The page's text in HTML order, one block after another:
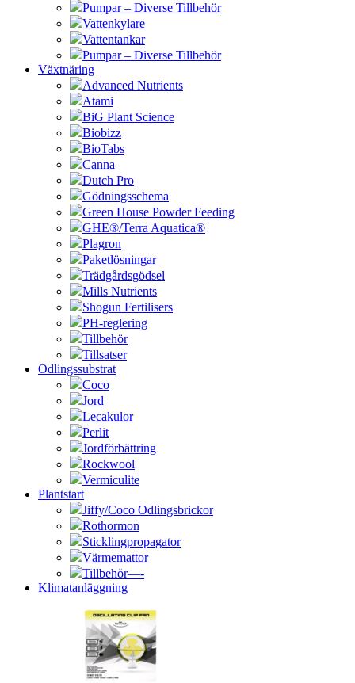
Pumpar – Diverse Tillbehör
Vattenkylare
Vattentankar
Pumpar – Diverse Tillbehör
Växtnäring
Advanced Nutrients
Atami
BiG Plant Science
Biobizz
BioTabs
Canna
Dutch Pro
Gödningsschema
Green House Powder Feeding
GHE®/Terra Aquatica®
Plagron
Paketlösningar
Trädgårdsgödsel
Mills Nutrients
Shogun Fertilisers
PH-reglering
Tillbehör
Tillsatser
Odlingssubstrat
Coco
Jord
Lecakulor
Perlit
Jordförbättring
Rockwool
Vermiculite
Plantstart
Jiffy/Coco Odlingsbrickor
Rothormon
Sticklingpropagator
Värmemattor
Tillbehör—-
Klimatanläggning